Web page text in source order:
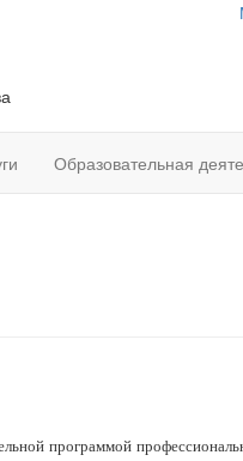
Образовательная
программой